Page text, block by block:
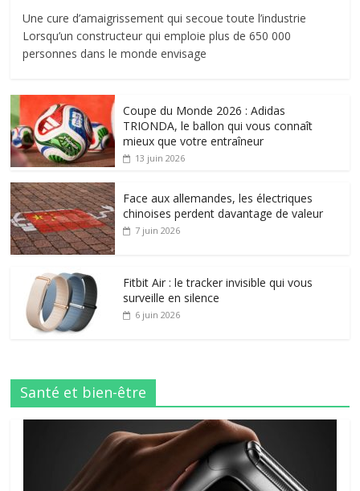
Une cure d’amaigrissement qui secoue toute l’industrie
Lorsqu’un constructeur qui emploie plus de 650 000
personnes dans le monde envisage
Coupe du Monde 2026 : Adidas
TRIONDA, le ballon qui vous connaît
mieux que votre entraîneur
13 juin 2026
Face aux allemandes, les électriques
chinoises perdent davantage de valeur
7 juin 2026
Fitbit Air : le tracker invisible qui vous
surveille en silence
6 juin 2026
Santé et bien-être